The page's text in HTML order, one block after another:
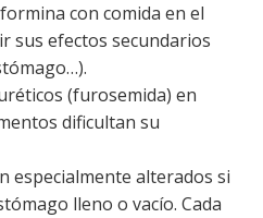
con comida en el
sus efectos secundarios
(furosemida) en
dificultan su
especialmente alterados si
lleno o vacío. Cada